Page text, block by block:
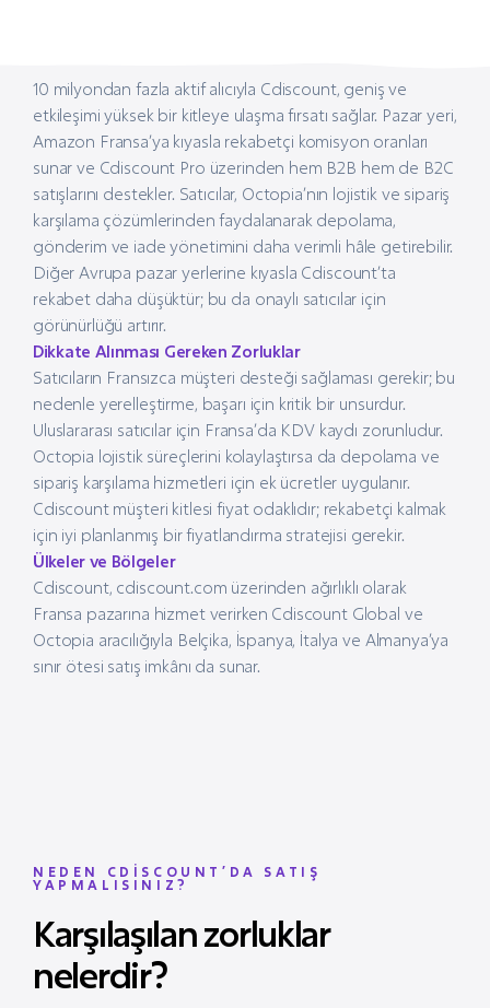
NEDEN CDİSCOUNT’DA SATIŞ
YAPMALISINIZ?
Karşılaşılan zorluklar
nelerdir?
10 milyondan fazla aktif alıcıyla Cdiscount, geniş ve
etkileşimi yüksek bir kitleye ulaşma fırsatı sağlar. Pazar yeri,
Amazon Fransa’ya kıyasla rekabetçi komisyon oranları
sunar ve Cdiscount Pro üzerinden hem B2B hem de B2C
satışlarını destekler. Satıcılar, Octopia’nın lojistik ve sipariş
karşılama çözümlerinden faydalanarak depolama,
gönderim ve iade yönetimini daha verimli hâle getirebilir.
Diğer Avrupa pazar yerlerine kıyasla Cdiscount’ta
rekabet daha düşüktür; bu da onaylı satıcılar için
görünürlüğü artırır.
Dikkate Alınması Gereken Zorluklar
Satıcıların Fransızca müşteri desteği sağlaması gerekir; bu
nedenle yerelleştirme, başarı için kritik bir unsurdur.
Uluslararası satıcılar için Fransa’da KDV kaydı zorunludur.
Octopia lojistik süreçlerini kolaylaştırsa da depolama ve
sipariş karşılama hizmetleri için ek ücretler uygulanır.
Cdiscount müşteri kitlesi fiyat odaklıdır; rekabetçi kalmak
için iyi planlanmış bir fiyatlandırma stratejisi gerekir.
Ülkeler ve Bölgeler
Cdiscount, cdiscount.com üzerinden ağırlıklı olarak
Fransa pazarına hizmet verirken Cdiscount Global ve
Octopia aracılığıyla Belçika, İspanya, İtalya ve Almanya’ya
sınır ötesi satış imkânı da sunar.